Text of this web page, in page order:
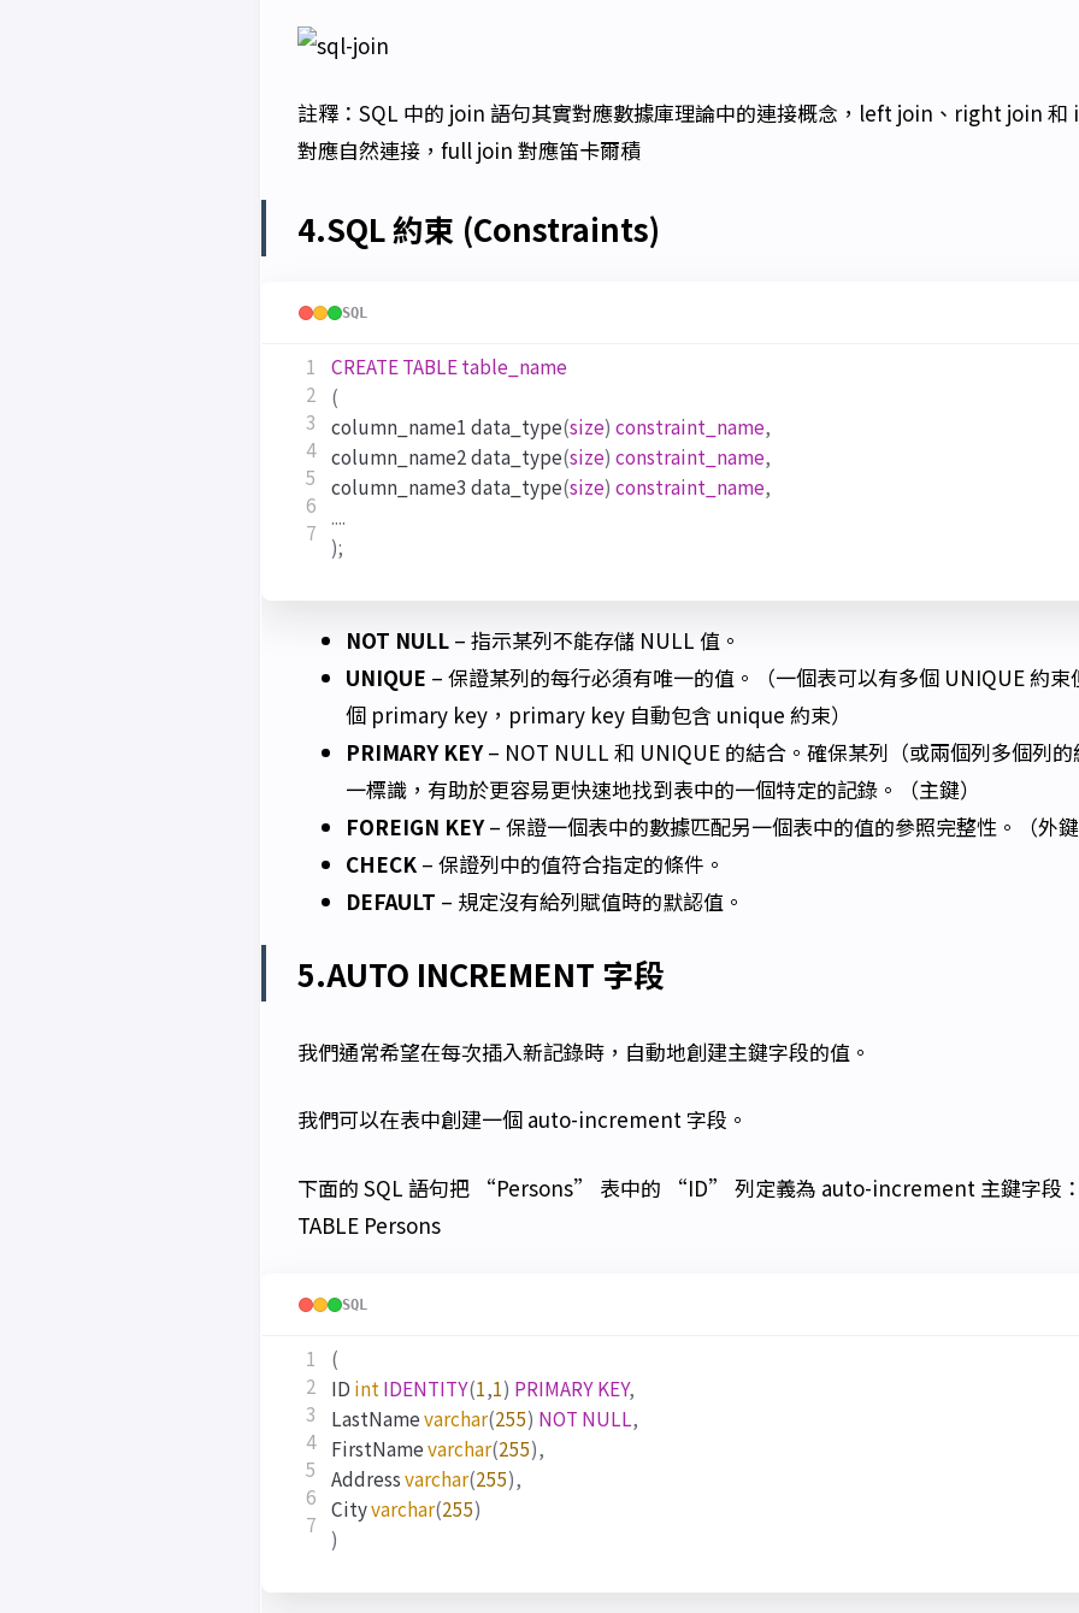
註釋：SQL 中的 join 語句其實對應數據庫理論中的連接概念，left join、right join
對應自然連接，full join 對應笛卡爾積
4.SQL 約束 (Constraints)
SQL
4
CREATETABLEtable_name
(
column_name1 data_type(size) constraint_name,
column_name2data_type(size) constraint_name,
column_name3 data_type(size) constraint_name,
....
);
NOT NULL– 指示某列不能存儲 NULL 值。
UNIQUE – 保證某列的每行必須有唯一的值。（一個表可以有多個 UNIQUE 約束
個 primary key，primary key 自動包含 unique 約束）
PRIMARY KEY– NOT NULL 和 UNIQUE 的結合。確保某列（或兩個列多個列的
一標識，有助於更容易更快速地找到表中的一個特定的記錄。（主鍵）
FOREIGN KEY– 保證一個表中的數據匹配另一個表中的值的參照完整性。（外鍵
CHECK– 保證列中的值符合指定的條件。
DEFAULT – 規定沒有給列賦值時的默認值。
5.AUTO INCREMENT 字段
我們通常希望在每次插入新記錄時，自動地創建主鍵字段的值。
我們可以在表中創建一個 auto-increment 字段。
下面的 SQL 語句把 “Persons” 表中的 “ID” 列定義為 auto-increment 主鍵字段：
TABLE Persons
SQL
4
(
ID int IDENTITY(1,1) PRIMARYKEY,
LastNamevarchar(255) NOT NULL,
FirstNamevarchar(255),
Addressvarchar(255),
Cityvarchar(255)
)